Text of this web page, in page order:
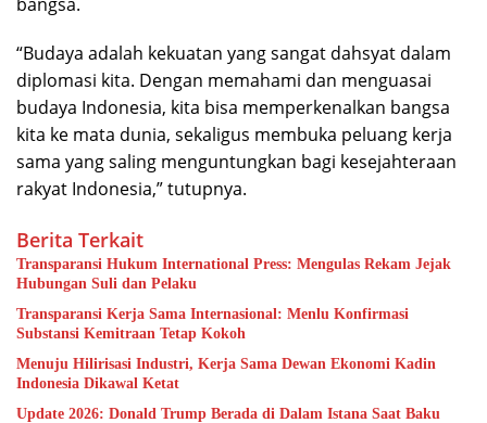
“Budaya adalah kekuatan yang sangat dahsyat dalam
diplomasi kita. Dengan memahami dan menguasai
budaya Indonesia, kita bisa memperkenalkan bangsa
kita ke mata dunia, sekaligus membuka peluang kerja
sama yang saling menguntungkan bagi kesejahteraan
rakyat Indonesia,” tutupnya.
Berita Terkait
Transparansi Hukum International Press: Mengulas Rekam Jejak
Hubungan Suli dan Pelaku
Transparansi Kerja Sama Internasional: Menlu Konfirmasi
Substansi Kemitraan Tetap Kokoh
Menuju Hilirisasi Industri, Kerja Sama Dewan Ekonomi Kadin
Indonesia Dikawal Ketat
Update 2026: Donald Trump Berada di Dalam Istana Saat Baku